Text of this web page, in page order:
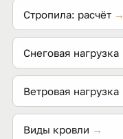
покрытие.
Стропила: расчёт →
Снеговая нагрузка
Ветровая нагрузка
Виды кровли →